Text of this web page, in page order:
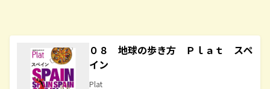
０８ 地球の歩き方 Ｐｌａｔ スペ
イン
Plat